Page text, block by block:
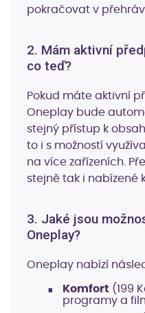
pokračovat v
2. Mám aktivní
co teď?
Pokud máte aktivní
Oneplay bude
stejný přístup k
to i s možností
na více zařízeních.
stejně tak i nabízené
3. Jaké jsou
Oneplay?
Oneplay nabízí
Komfort (199
programy a